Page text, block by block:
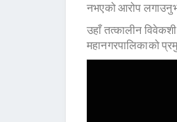
नभएको आरोप
उहाँ तत्कालीन
महानगरपालिकाको